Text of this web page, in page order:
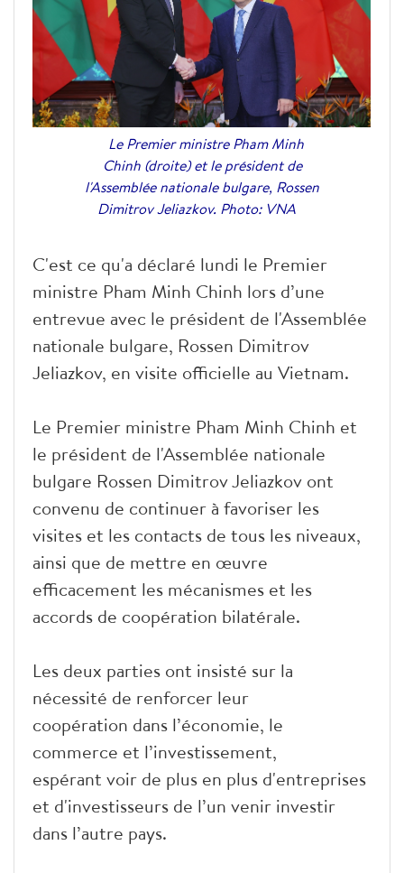
Le Premier ministre Pham Minh
Chinh (droite) et le président de
l'Assemblée nationale bulgare, Rossen
Dimitrov Jeliazkov. Photo: VNA
C'est ce qu'a déclaré lundi le Premier
ministre Pham Minh Chinh lors d’une
entrevue avec le président de l'Assemblée
nationale bulgare, Rossen Dimitrov
Jeliazkov, en visite officielle au Vietnam.
Le Premier ministre Pham Minh Chinh et
le président de l'Assemblée nationale
bulgare Rossen Dimitrov Jeliazkov ont
convenu de continuer à favoriser les
visites et les contacts de tous les niveaux,
ainsi que de mettre en œuvre
efficacement les mécanismes et les
accords de coopération bilatérale.
Les deux parties ont insisté sur la
nécessité de renforcer leur
coopération dans l’économie, le
commerce et l’investissement,
espérant voir de plus en plus d'entreprises
et d'investisseurs de l’un venir investir
dans l’autre pays.